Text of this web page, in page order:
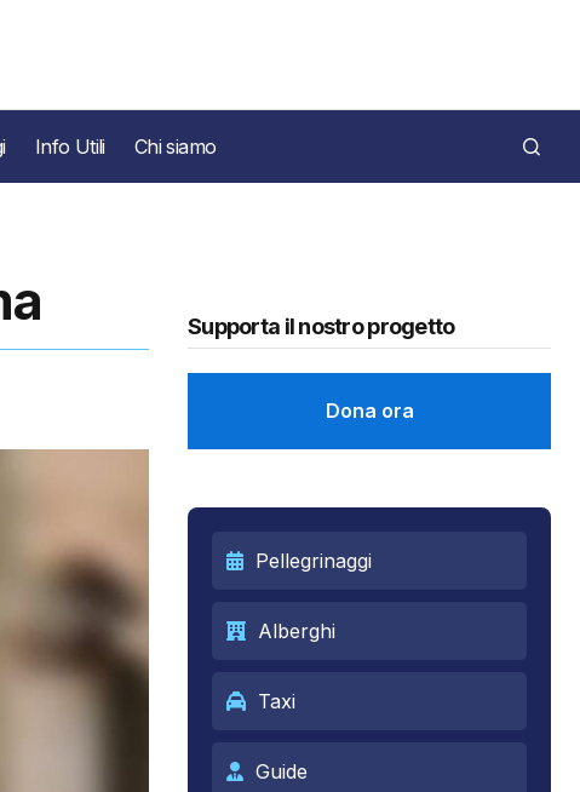
Info Utili Chi siamo
Supporta il nostro progetto
Dona ora
Pellegrinaggi
Alberghi
Taxi
Guide